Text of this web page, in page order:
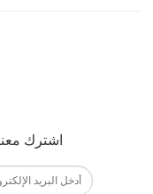
اشترك